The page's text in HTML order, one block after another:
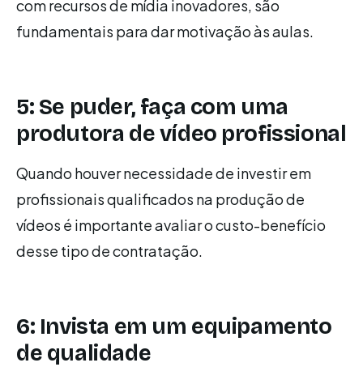
com recursos de mídia inovadores, são
fundamentais para dar motivação às aulas.
5: Se puder, faça com uma
produtora de vídeo profissional
Quando houver necessidade de investir em
profissionais qualificados na produção de
vídeos é importante avaliar o custo-benefício
desse tipo de contratação.
6: Invista em um equipamento
de qualidade